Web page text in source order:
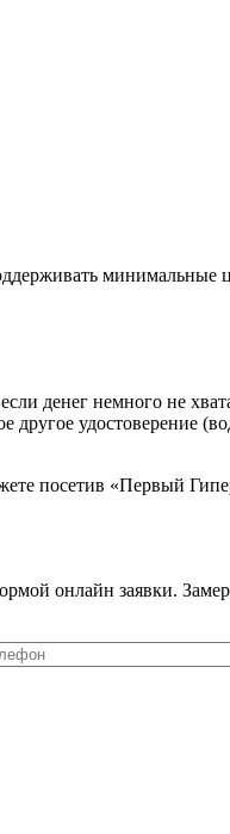
денег немного не
удостоверение
посетив «Первый
онлайн заявки.